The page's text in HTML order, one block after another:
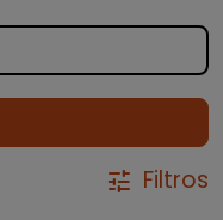
tune Filtros